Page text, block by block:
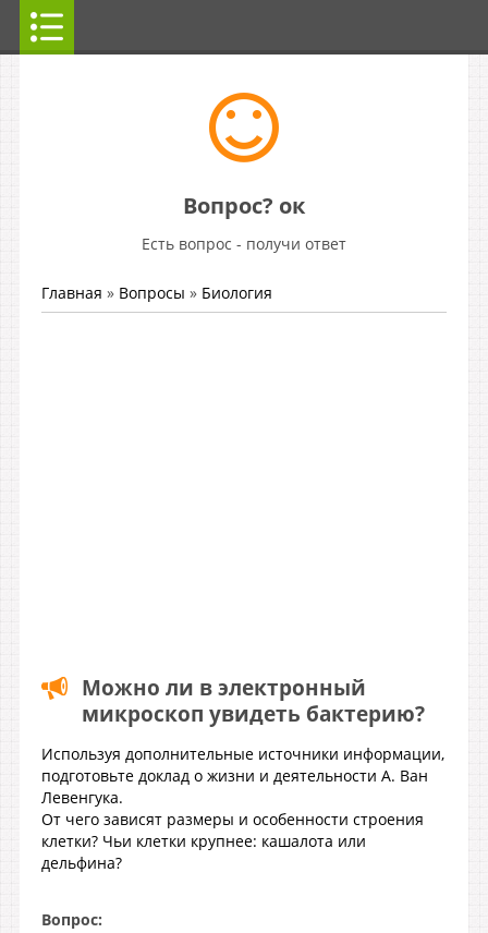
Вопрос? ок
Есть вопрос - получи ответ
Главная » Вопросы » Биология
Можно ли в электронный
микроскоп увидеть бактерию?
Используя дополнительные источники информации,
подготовьте доклад о жизни и деятельности А. Ван
Левенгука.
От чего зависят размеры и особенности строения
клетки? Чьи клетки крупнее: кашалота или
дельфина?
Вопрос: